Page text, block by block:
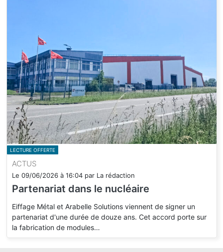
LECTURE OFFERTE
ACTUS
Le 09/06/2026 à 16:04 par La rédaction
Partenariat dans le nucléaire
Eiffage Métal et Arabelle Solutions viennent de signer un
partenariat d'une durée de douze ans. Cet accord porte sur
la fabrication de modules…